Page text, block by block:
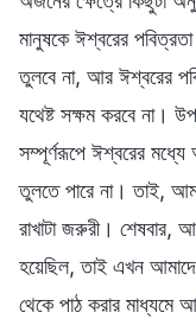
মানুষকে ঈশ্বরের
তুলবে না, আর ঈশ্বরের
যথেষ্ট সক্ষম করবে না।
সম্পূর্ণরূপে ঈশ্বরের
তুলতে পারে না। তাই,
রাখাটা জরুরী। শেষবার,
হয়েছিল, তাই এখন
থেকে পাঠ করার মাধ্যমে